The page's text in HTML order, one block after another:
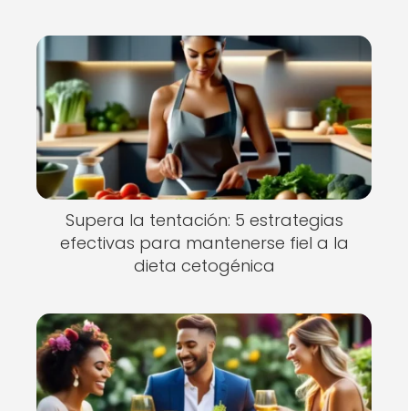
Supera la tentación: 5 estrategias
efectivas para mantenerse fiel a la
dieta cetogénica